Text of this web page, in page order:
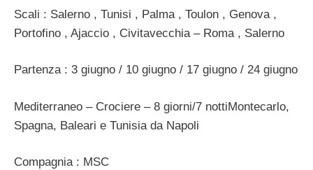
Scali : Salerno , Tunisi , Palma , Toulon , Genova ,
Portofino , Ajaccio , Civitavecchia – Roma , Salerno
Partenza : 3 giugno / 10 giugno / 17 giugno / 24 giugno
Mediterraneo – Crociere – 8 giorni/7 nottiMontecarlo,
Spagna, Baleari e Tunisia da Napoli
Compagnia : MSC